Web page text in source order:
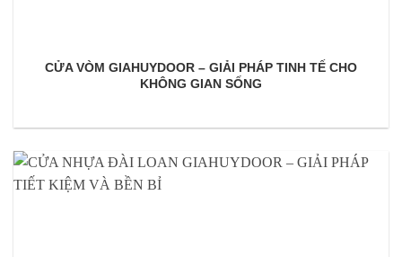
CỬA VÒM GIAHUYDOOR – GIẢI PHÁP TINH TẾ CHO
KHÔNG GIAN SỐNG